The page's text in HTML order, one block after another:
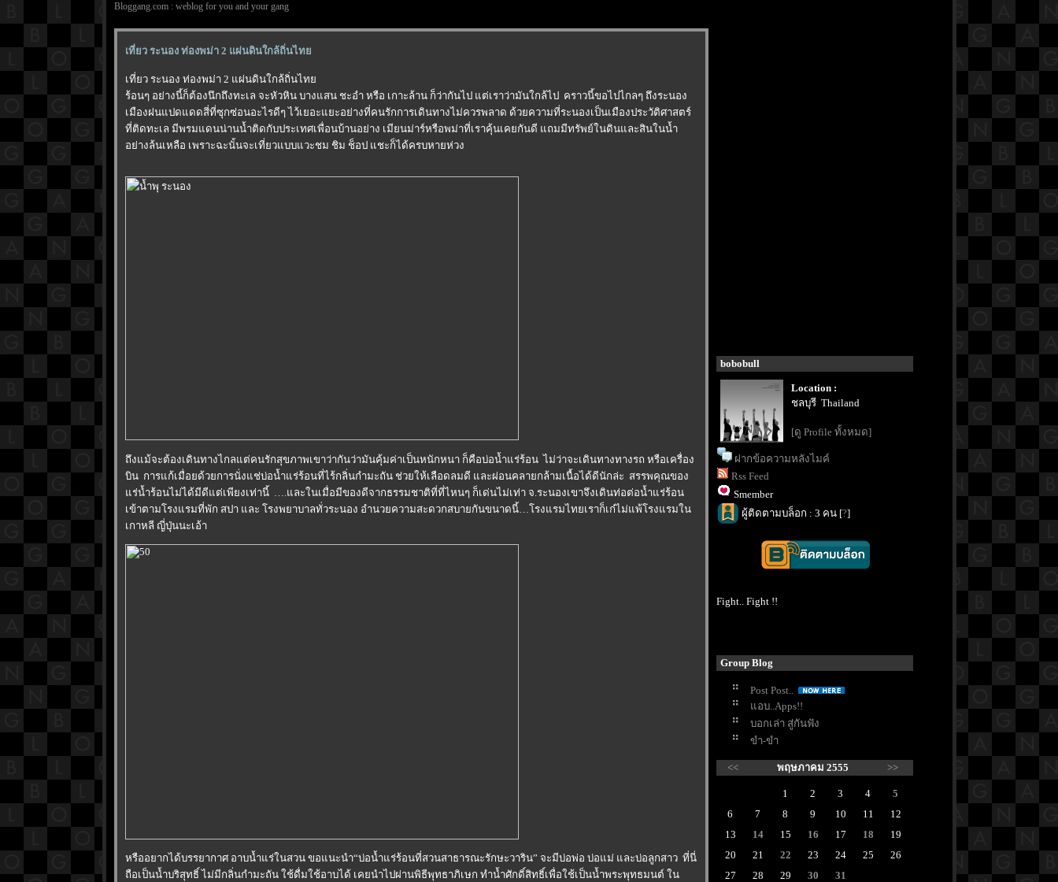
Bloggang.com : weblog for you and your gang
เที่ยว ระนอง ท่องพม่า 2 แผ่นดินใกล้ถิ่นไท
เที่ยว ระนอง ท่องพม่า 2 แผ่นดินใกล้ถิ่นไท
ร้อนๆ อย่างนี้ก็ต้องนึกถึงทะเล จะหัวหิน บางแสน ชะอำ หรือ เกาะล้าน ก็ว่ากันไป แต่เราว่ามันใกล้ไป คราวนี้ขอไปไกลๆ ถึงระนอง
เมืองฝนแปดแดดสี่ที่ซุกซ่อนอะไรดีๆ ไว้เยอะแยะอย่างที่คนรักการเดินทางไม่ควรพลาด ด้วยความที่ระนองเป็นเมืองประวัติศาสตร์
ที่ติดทะเล มีพรมแดนน่านน้ำติดกับประเทศเพื่อนบ้านอย่าง เมียนม่าร์หรือพม่าที่เราคุ้นเคยกันดี แถมมีทรัพย์ในดินและสินในน้ำ
อย่างล้นเหลือ เพราะฉะนั้นจะเที่ยวแบบแวะชม ชิม ช็อป แชะก็ได้ครบหายห่วง
ถึงแม้จะต้องเดินทางไกลแต่คนรักสุขภาพเขาว่ากันว่ามันคุ้มค่าเป็นหนักหนา ก็คือบ่อน้ำแร่ร้อน ไม่ว่าจะเดินทางทางรถ หรือเครื่อง
บิน การแก้เมื่อยด้วยการนั่งแช่บ่อน้ำแร่ร้อนที่ไร้กลิ่นกำมะถัน ช่วยให้เลือดลมดี และผ่อนคลายกล้ามเนื้อได้ดีนักล่ะ สรรพคุณของ
ร่น้ำร้อนไม่ได้มีดีแต่เพียงเท่านี้ ….และในเมื่อมีของดีจากธรรมชาติที่ที่ไหนๆ ก็เด่นไม่เท่า จ.ระนองเขาจึงเดินท่อต่อน้ำแร่ร้อน
เข้าตามโรงแรมที่พัก สปา และ โรงพยาบาลทั่วระนอง อำนวยความสะดวกสบายกันขนาดนี้…โรงแรมไทยเราก็เก๋ไม่แพ้โรงแรมใน
เกาหลี ญี่ปุ่นนะเอ้า
หรืออยากได้บรรยากาศ อาบน้ำแร่ในสวน ขอแนะนำ“บ่อน้ำแร่ร้อนที่สวนสาธารณะรักษะวาริน” จะมีบ่อพ่อ บ่อแม่ และบ่อลูกสาว ที่นี่
ถือเป็นน้ำบริสุทธิ์ ไม่มีกลิ่นกำมะถัน ใช้ดื่มใช้อาบได้ เคยนำไปผ่านพิธีพุทธาภิเษก ทำน้ำศักดิ์สิทธิ์เพื่อใช้เป็นน้ำพระพุทธมนต์ ใน
bobobull
Location :
ชลบุรี Thailand
[ดู Profile ทั้งหมด]
ฝากข้อความหลังไมค์
Rss Feed
Smember
ผู้ติดตามบล็อก : 3 คน [?]
Fight.. Fight !!
Group Blog
Post Post..
อบ..Apps!!
บอกเล่า สู่กันฟัง
ขำ-ขำ
<< พฤษภาคม 2555 >>
1 2 3 4
5
6
7 8 9 10 11
12
13
14 15 16 17 18
19
20
21 22 23 24 25
26
27
28 29 30 31